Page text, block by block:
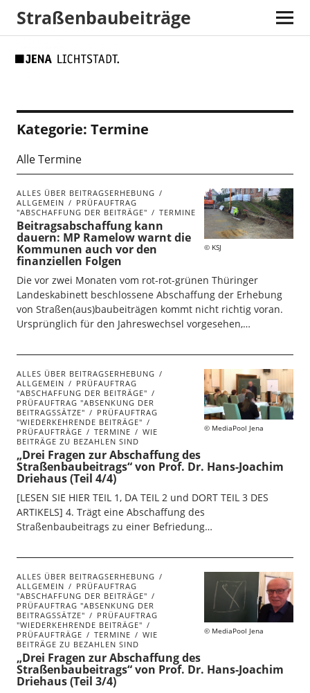
map
Straßenbaubeiträge
Kategorie: Termine
Alle Termine
KSJ
ALLES ÜBER BEITRAGSERHEBUNG
ALLGEMEIN
PRÜFAUFTRAG
"ABSCHAFFUNG DER BEITRÄGE"
TERMINE
Beitragsabschaffung kann
dauern: MP Ramelow warnt die
Kommunen auch vor den
finanziellen Folgen
Die vor zwei Monaten vom rot-rot-grünen Thüringer
Landeskabinett beschlossene Abschaffung der Erhebung
von Straßen(aus)baubeiträgen kommt nicht richtig voran.
Ursprünglich für den Jahreswechsel vorgesehen,…
MediaPool Jena
ALLES ÜBER BEITRAGSERHEBUNG
ALLGEMEIN
PRÜFAUFTRAG
"ABSCHAFFUNG DER BEITRÄGE"
PRÜFAUFTRAG "ABSENKUNG DER
BEITRAGSSÄTZE"
PRÜFAUFTRAG
"WIEDERKEHRENDE BEITRÄGE"
PRÜFAUFTRÄGE
TERMINE
WIE
BEITRÄGE ZU BEZAHLEN SIND
„Drei Fragen zur Abschaffung des
Straßenbaubeitrags“ von Prof. Dr. Hans-Joachim
Driehaus (Teil 4/4)
[LESEN SIE HIER TEIL 1, DA TEIL 2 und DORT TEIL 3 DES
ARTIKELS] 4. Trägt eine Abschaffung des
Straßenbaubeitrags zu einer Befriedung…
MediaPool Jena
ALLES ÜBER BEITRAGSERHEBUNG
ALLGEMEIN
PRÜFAUFTRAG
"ABSCHAFFUNG DER BEITRÄGE"
PRÜFAUFTRAG "ABSENKUNG DER
BEITRAGSSÄTZE"
PRÜFAUFTRAG
"WIEDERKEHRENDE BEITRÄGE"
PRÜFAUFTRÄGE
TERMINE
WIE
BEITRÄGE ZU BEZAHLEN SIND
„Drei Fragen zur Abschaffung des
Straßenbaubeitrags“ von Prof. Dr. Hans-Joachim
Driehaus (Teil 3/4)